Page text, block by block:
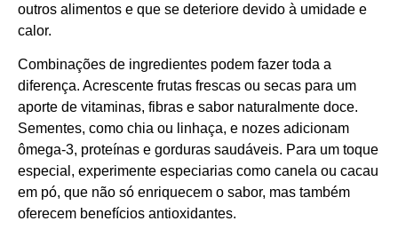
outros alimentos e que se deteriore devido à umidade e
calor.
Combinações de ingredientes podem fazer toda a
diferença. Acrescente frutas frescas ou secas para um
aporte de vitaminas, fibras e sabor naturalmente doce.
Sementes, como chia ou linhaça, e nozes adicionam
ômega-3, proteínas e gorduras saudáveis. Para um toque
especial, experimente especiarias como canela ou cacau
em pó, que não só enriquecem o sabor, mas também
oferecem benefícios antioxidantes.